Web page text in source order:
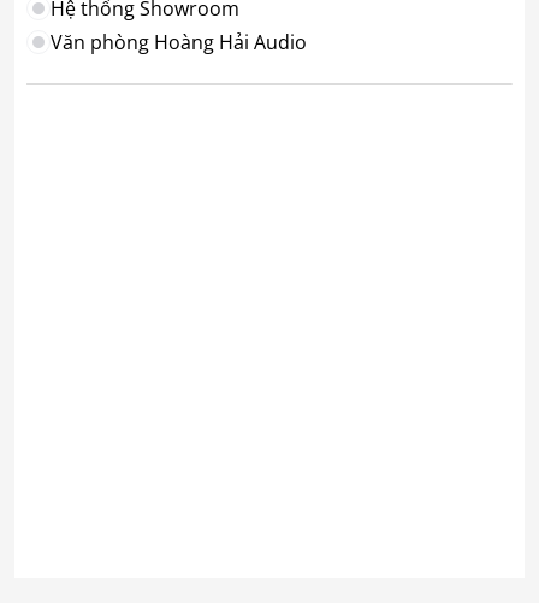
Hệ thống Showroom
Văn phòng Hoàng Hải Audio